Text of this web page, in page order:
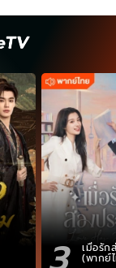
เมื่อรัก
(พากย์